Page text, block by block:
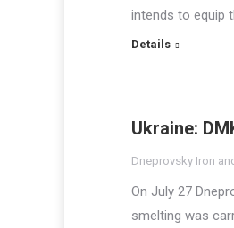
intends to equip
Details
Ukraine:
Dneprovsky Iron
On July 27
smelting was